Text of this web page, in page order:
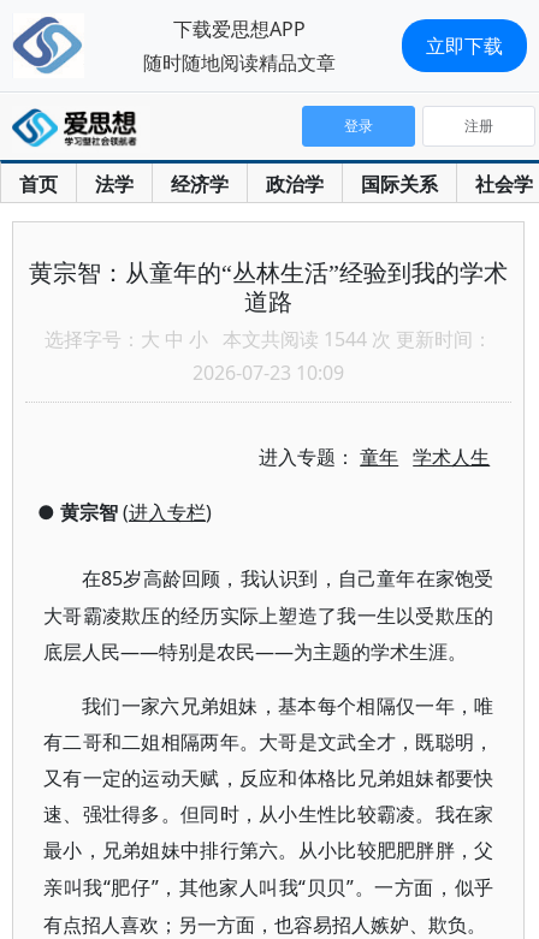
首页 法学 经济学 政治学 国际关系 社会学
登录 注册
黄宗智：从童年的“丛林生活”经验到我的学术
道路
选择字号： 大 中 小 本文共阅读 1544 次 更新时间：
2026-07-23 10:09
进入专题：童年 学术人生
● 黄宗智(进入专栏)
在85岁高龄回顾，我认识到，自己童年在家饱受
大哥霸凌欺压的经历实际上塑造了我一生以受欺压的
底层人民——特别是农民——为主题的学术生涯。
我们一家六兄弟姐妹，基本每个相隔仅一年，唯
有二哥和二姐相隔两年。大哥是文武全才，既聪明，
又有一定的运动天赋，反应和体格比兄弟姐妹都要快
速、强壮得多。但同时，从小生性比较霸凌。我在家
最小，兄弟姐妹中排行第六。从小比较肥肥胖胖，父
亲叫我“肥仔”，其他家人叫我“贝贝”。一方面，似乎
有点招人喜欢；另一方面，也容易招人嫉妒、欺负。
下载爱思想APP
随时随地阅读精品文章
立即下载